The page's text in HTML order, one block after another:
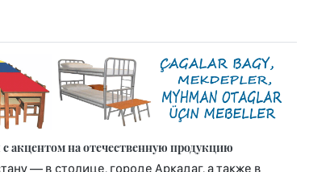
акцентом на отечественную продукцию
— в столице, городе Аркадаг, а также в